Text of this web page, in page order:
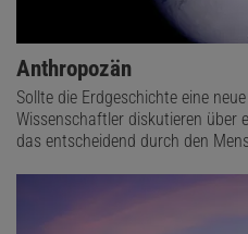
Anthropozän
Sollte die Erdgeschichte eine
Wissenschaftler diskutieren über
das entscheidend durch den